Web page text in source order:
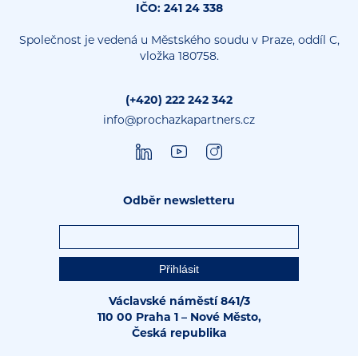
IČO: 241 24 338
Společnost je vedená u Městského soudu v Praze, oddíl C,
vložka 180758.
(+420) 222 242 342
info@prochazkapartners.cz
Odběr newsletteru
Václavské náměstí 841/3
110 00 Praha 1 – Nové Město,
Česká republika